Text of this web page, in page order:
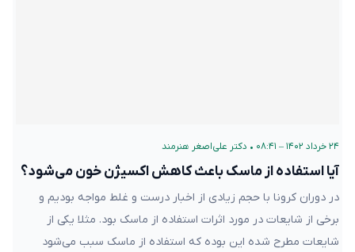
۲۴ خرداد ۱۴۰۲ – ۰۸:۴۱ • دکتر علی‌اصغر هنرمند
آیا استفاده از ماسک باعث کاهش اکسیژن خون می‌شود؟
در دوران کرونا با حجم زیادی از اخبار درست و غلط مواجه بودیم و
برخی از شایعات در مورد اثرات استفاده از ماسک بود. مثلا یکی از
شایعات مطرح شده این بوده که استفاده از ماسک سبب می‌شود